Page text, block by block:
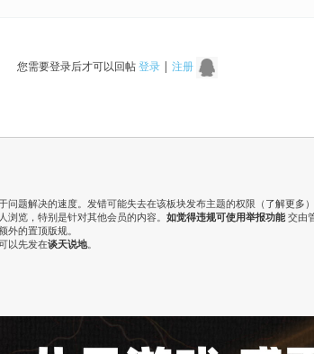
您需要登录后才可以回帖登录| 注册
问题解决的速度。发错可能失去在该板块发布主题的权限（ 了解更多 ）
览，特别是针对其他会员的内容。 如觉得违规可使用举报功能 交由
外的置顶版规。
以先发在谈天说地。